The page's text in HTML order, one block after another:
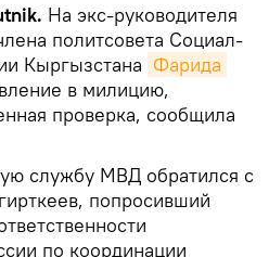
На экс-руководителя
политсовета Социал-
Кыргызстана Фарида
в милицию,
проверка, сообщила
службу МВД обратился с
попросивший
по координации